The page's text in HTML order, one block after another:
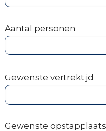
Aantal personen
Gewenste vertrektijd
Gewenste opstapplaats